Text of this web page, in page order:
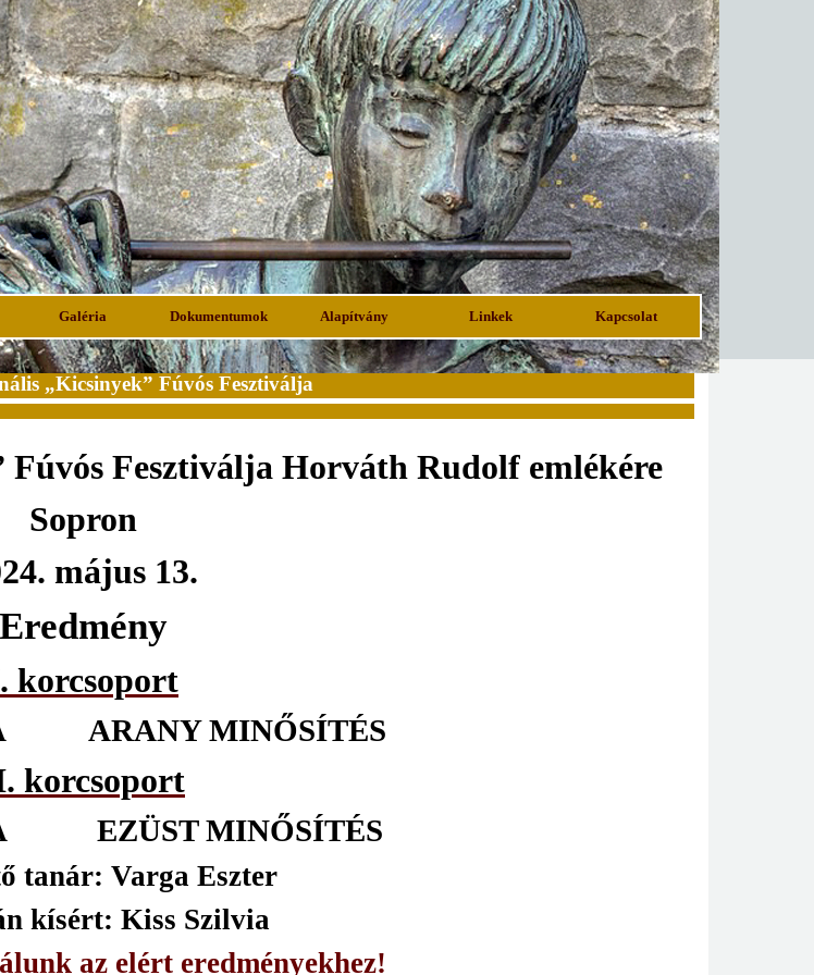
Galéria Dokumentumok Alapítvány Linkek Kapcsolat
„Kicsinyek” Fúvós Fesztiválja
Fesztiválja Horváth Rudolf emlékére
Sopron
május 13.
Eredmény
korcsoport
ARANY MINŐSÍTÉS
korcsoport
EZÜST MINŐSÍTÉS
tanár: Varga Eszter
kísért: Kiss Szilvia
az elért eredményekhez!